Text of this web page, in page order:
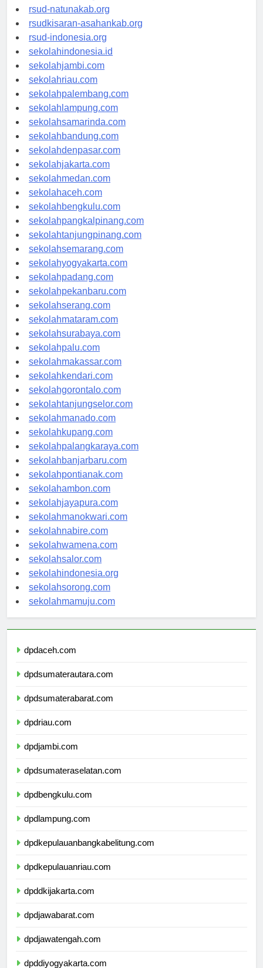
rsud-ntbprov.org
rsud-natunakab.org
rsudkisaran-asahankab.org
rsud-indonesia.org
sekolahindonesia.id
sekolahjambi.com
sekolahriau.com
sekolahpalembang.com
sekolahlampung.com
sekolahsamarinda.com
sekolahbandung.com
sekolahdenpasar.com
sekolahjakarta.com
sekolahmedan.com
sekolahaceh.com
sekolahbengkulu.com
sekolahpangkalpinang.com
sekolahtanjungpinang.com
sekolahsemarang.com
sekolahyogyakarta.com
sekolahpadang.com
sekolahpekanbaru.com
sekolahserang.com
sekolahmataram.com
sekolahsurabaya.com
sekolahpalu.com
sekolahmakassar.com
sekolahkendari.com
sekolahgorontalo.com
sekolahtanjungselor.com
sekolahmanado.com
sekolahkupang.com
sekolahpalangkaraya.com
sekolahbanjarbaru.com
sekolahpontianak.com
sekolahambon.com
sekolahjayapura.com
sekolahmanokwari.com
sekolahnabire.com
sekolahwamena.com
sekolahsalor.com
sekolahindonesia.org
sekolahsorong.com